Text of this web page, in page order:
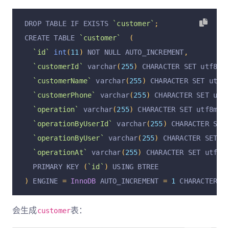
DROP TABLE IF EXISTS `customer` ;
CREATE TABLE
`customer`
(
`id`
int (11) NOT NULL AUTO_INCREMENT ,
`customerId`
varchar( 255)
CHARACTER SET
`customerName`
varchar(255)
CHARACTER SET
`customerPhone`
varchar(255)
CHARACTER SET
`operation`
varchar(255)
CHARACTER SET
`operationByUserId`
varchar(255)
CHARACTER
`operationByUser`
varchar( 255)
CHARACTER SET
`operationAt`
varchar (255)
CHARACTER SET
  PRIMARY KEY
( `id` )
USING BTREE
)
ENGINE = InnoDB AUTO_INCREMENT = 1 CHARACTER
会生成customer表：